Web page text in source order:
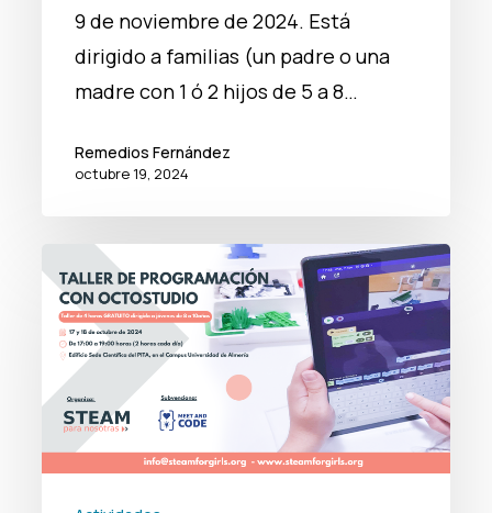
9 de noviembre de 2024. Está
dirigido a familias (un padre o una
madre con 1 ó 2 hijos de 5 a 8…
Remedios Fernández
octubre 19, 2024
de
OctoStudio
para
celebrar
Semana